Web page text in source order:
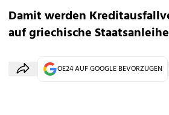
Damit werden
auf griechische
OE24 AUF GOOGLE BEVORZUGEN